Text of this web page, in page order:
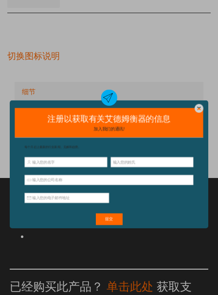
切换图标说明
细节
技术规格
配件
特点和优点
已经购买此产品？ 单击此处 获取支